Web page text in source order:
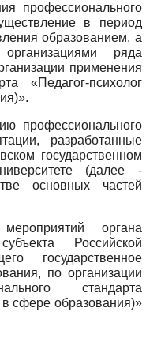
профессионального
в период
образованием, а
ряда
применения
«Педагог-психолог
профессионального
разработанные
государственном
(далее -
основных частей
органа
Российской
государственное
по организации
стандарта
в сфере образования)»